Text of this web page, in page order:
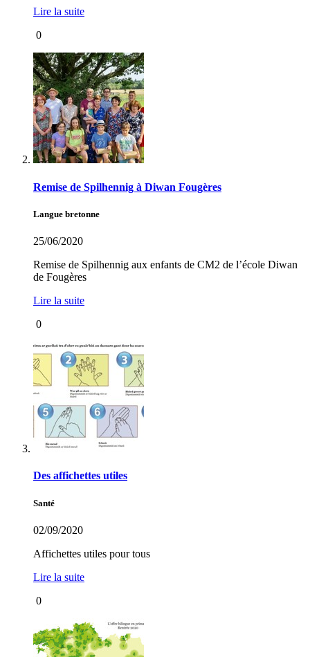
Lire la suite
0
Remise de Spilhennig à Diwan Fougères
Langue bretonne
25/06/2020
Remise de Spilhennig aux enfants de CM2 de l’école Diwan
de Fougères
Lire la suite
0
Des affichettes utiles
Santé
02/09/2020
Affichettes utiles pour tous
Lire la suite
0